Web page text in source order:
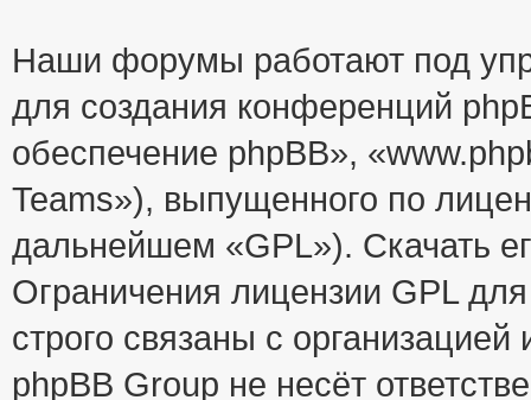
Наши форумы работают под
для создания конференций
обеспечение phpBB»,
Teams»), выпущенного по
дальнейшем «GPL»). Скачать
Ограничения лицензии GPL
строго связаны с
phpBB Group не несёт